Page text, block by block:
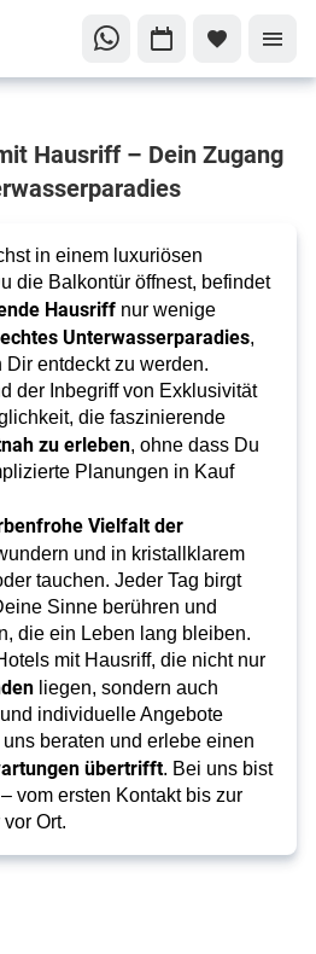
Hausriff – Dein Zugang
in einem luxuriösen
die Balkontür öffnest, befindet
Hausriff nur wenige
Unterwasserparadies,
entdeckt zu werden.
der Inbegriff von Exklusivität
die faszinierende
zu erleben, ohne dass Du
Planungen in Kauf
Vielfalt der
und in kristallklarem
tauchen. Jeder Tag birgt
Sinne berühren und
die ein Leben lang bleiben.
mit Hausriff, die nicht nur
liegen, sondern auch
individuelle Angebote
beraten und erlebe einen
übertrifft. Bei uns bist
vom ersten Kontakt bis zur
Ort.